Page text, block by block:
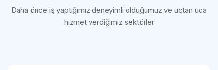
Daha önce iş yaptığımız deneyimli olduğumuz ve uçtan uca
hizmet verdiğimiz sektörler